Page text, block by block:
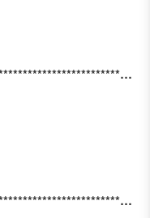
**********************************************************************************************************
*******************************************************